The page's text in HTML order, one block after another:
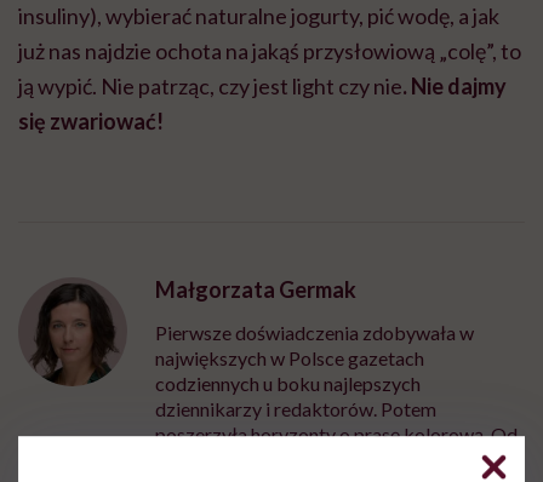
insuliny), wybierać naturalne jogurty, pić wodę, a jak
już nas najdzie ochota na jakąś przysłowiową „colę”, to
ją wypić. Nie patrząc, czy jest light czy nie. Nie dajmy
się zwariować!
Małgorzata Germak
Pierwsze doświadczenia zdobywała w
największych w Polsce gazetach
codziennych u boku najlepszych
dziennikarzy i redaktorów. Potem
poszerzyła horyzonty o prasę kolorową. Od